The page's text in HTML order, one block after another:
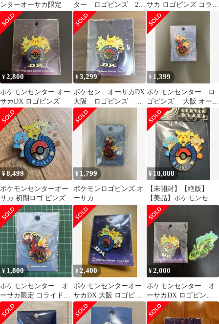
ンターオーサカ限定
ター ロゴピンズ 2つ
セット
サカ ロゴピンズ コライ
ドン
¥2,800
ポケモンセンター オー
サカDX ロゴピンズ
¥3,299
ポケセン オーサカDX
大阪 ロゴピンズ ピ
ンバッジ ポケモンセ
ンター
¥ 1,399
ポケモンセンター ロ
ゴピンズ 大阪 オーサ
カ 梅田
¥8,499
ポケモンセンターオー
サカ 初期ロゴ ピンズ
ピンバッジ 当時物
¥ 1,799
ポケモンロゴピンズ オ
ーサカ
¥ 18,888
【未開封】【絶版】
【美品】ポケモンセン
ターオーサカ ロゴピ
ンズ 初期品
¥ 1,800
ポケモンセンター オ
ーサカ限定 コライドン
ロゴピンズ ポケカ
¥ 2,400
ポケモンセンターオー
サカDX 大阪 ロゴピン
ズ サルノリ＆ピカチュ
ウ＆ニャース
¥2,000
ポケモンセンター オ
ーサカDX ロゴピン
ズ ポケセン